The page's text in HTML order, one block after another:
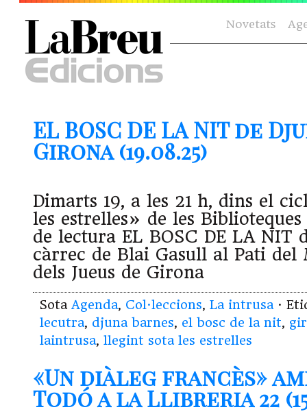
Novetats
EL BOSC DE LA NIT de
Girona (19.08.25)
Dimarts 19, a les 21 h, dins el
les estrelles» de les
de lectura EL BOSC DE LA NIT
càrrec de Blai Gasull al Pati del
dels Jueus de Girona
Sota Agenda, Col·leccions, La intrusa ·
lecutra, djuna barnes, el bosc de la nit,
laintrusa, llegint sota les estrelles
«Un diàleg francès»
Todó a la Llibreria 22